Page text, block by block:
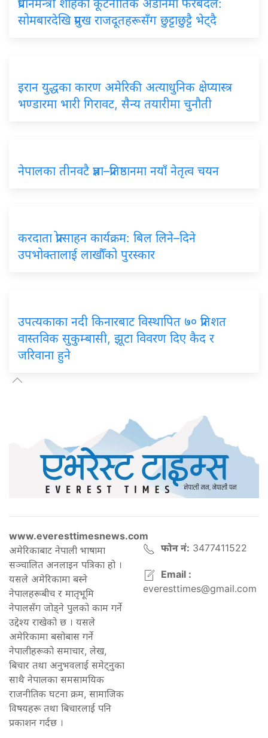
प्रधानमन्त्री शाहको कूटनीतिक अडानमा फेरबदल:
सोमबारदेखि प्रमुख राजदूतहरूसँग छुट्टाछुट्टै भेट्दै
इरान युद्धका कारण अमेरिकी अत्याधुनिक क्षेप्यास्त्र
भण्डारमा भारी गिरावट, सैन्य तयारीमा चुनौती
नेपालका तीनवटै प्रज्ञा–प्रतिष्ठानमा नयाँ नेतृत्व चयन
करदाता प्रोत्साहन कार्यक्रम: बिल लिने–दिने
उपभोक्तालाई लाखौँको पुरस्कार
उपत्यकाका नदी किनारबाट विस्थापित ७० प्रतिशत
वास्तविक सुकुम्बासी, झूटा विवरण दिए कैद र
जरिवाना हुने
www.everesttimesnews.com
अमेरिकाबाट नेपाली भाषामा
सञ्चालित अनलाइन पत्रिका हो ।
यसले अमेरिकामा बस्ने
नेपालहरूबीच र मातृभूमि
नेपालसँग जोड्ने पुलको काम गर्ने
उद्देश्य राखेको छ । यसले
अमेरिकामा बसोबास गर्ने
नेपालीहरूको समाचार, लेख,
बिचार तथा अनुभवलाई समेट्नुका
साथै नेपालका समसामयिक
राजनीतिक घटना क्रम, सामाजिक
विषयहरू तथा बिचारलाई पनि
प्रकाशन गर्दछ ।
फोन नं: 3477411522
Email :
everesttimes@gmail.com